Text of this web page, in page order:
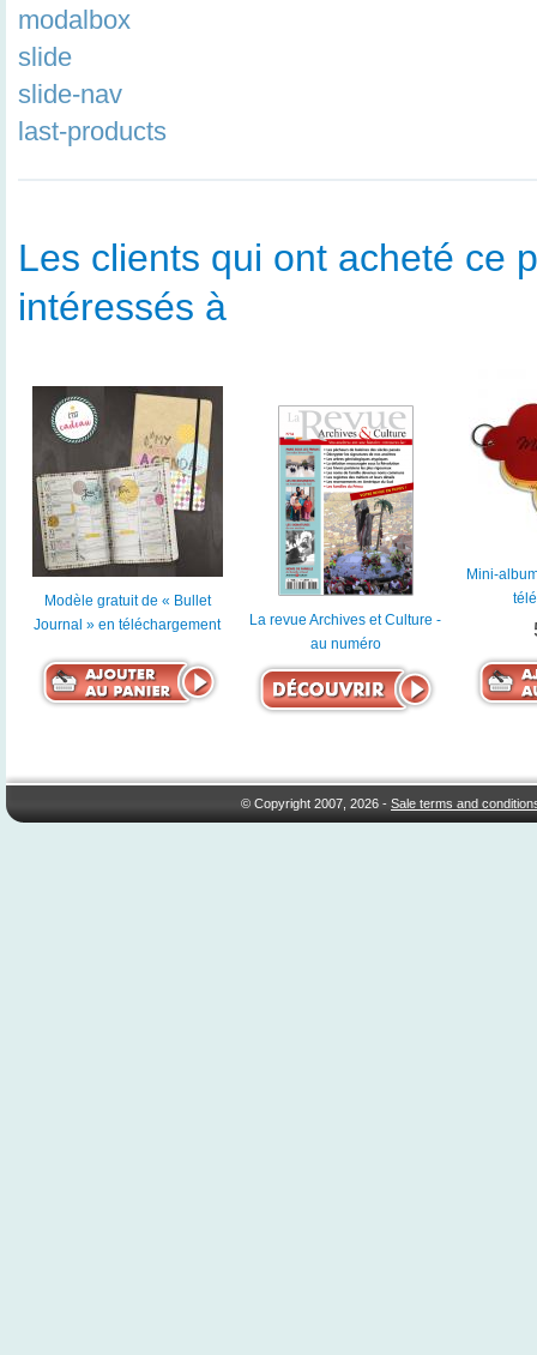
modalbox
slide
slide-nav
last-products
Les clients qui ont acheté ce
intéressés à
Modèle gratuit de « Bullet
Journal » en téléchargement
La revue Archives et Culture -
au numéro
Mini-
© Copyright 2007, 2026 -Sale terms and